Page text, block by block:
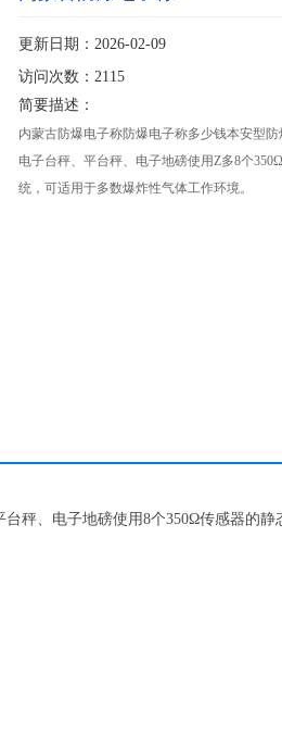
更新日期：2026-02-09
访问次数：2115
简要描述：
内蒙古防爆电子称防爆电子称多少钱本安型防
电子台秤、平台秤、电子地磅使用Z多8个
统，可适用于多数爆炸性气体工作环境。
秤、电子地磅使用8个350Ω传感器的静